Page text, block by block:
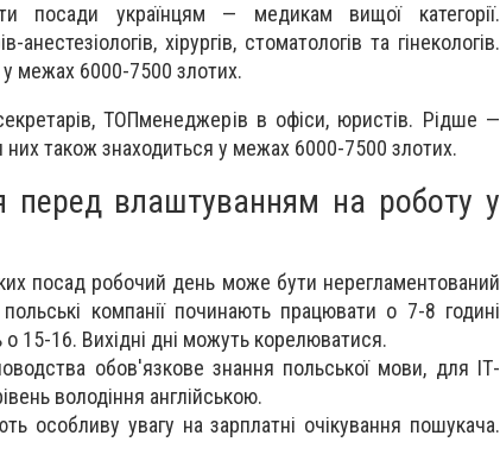
посади українцям — медикам вищої категорії.
хірургів, стоматологів та гінекологів.
у межах 6000-7500 злотих.
ТОПменеджерів в офіси, юристів. Рідше —
них також знаходиться у межах 6000-7500 злотих.
перед влаштуванням на роботу у
посад робочий день може бути нерегламентований
компанії починають працювати о 7-8 годині
15-16. Вихідні дні можуть корелюватися.
обов'язкове знання польської мови, для ІТ-
володіння англійською.
особливу увагу на зарплатні очікування пошукача.